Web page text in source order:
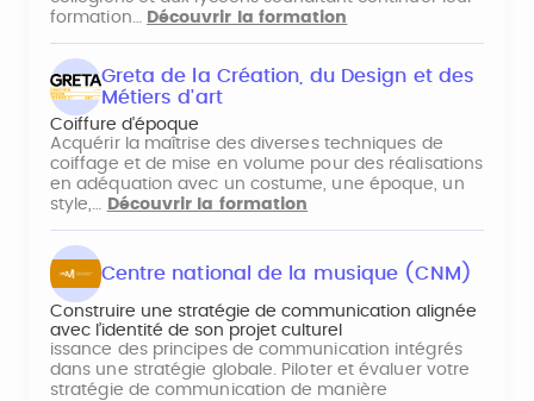
formation…
Découvrir la formation
Greta de la Création, du Design et des
Métiers d'art
Coiffure d'époque
Acquérir la maîtrise des diverses techniques de
coiffage et de mise en volume pour des réalisations
en adéquation avec un costume, une époque, un
style,… Découvrir la formation
Centre national de la musique (CNM)
Construire une stratégie de communication alignée
avec l’identité de son projet culturel
issance des principes de communication intégrés
dans une stratégie globale. Piloter et évaluer votre
stratégie de communication de manière